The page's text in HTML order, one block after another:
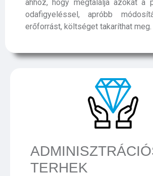
ahhoz, hogy megtalálja azokat a
odafigyeléssel, apróbb
erőforrást, költséget takaríthat meg.
TERHEK